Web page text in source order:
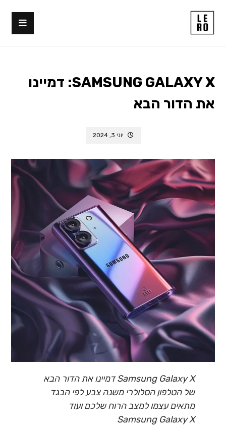
SAMSUNG GALAXY X: דמיינו
את הדור הבא
יוני 3, 2024
Samsung Galaxy X דמיינו את הדור הבא
של הטלפון הסלולרי משנה צבע לפי הבגד
מתאים עצמו למצב הרוח שלכם ועוד
Samsung Galaxy X